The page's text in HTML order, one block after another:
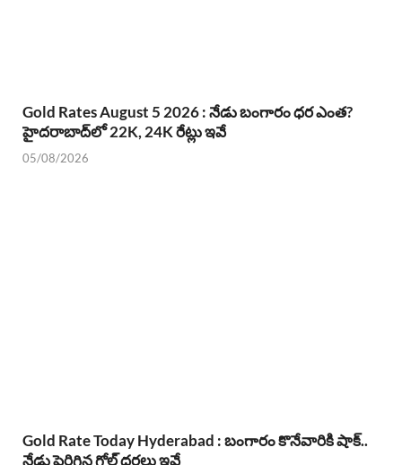
Gold Rates August 5 2026 : నేడు బంగారం ధర ఎంత?
హైదరాబాద్‌లో 22K, 24K రేట్లు ఇవే
05/08/2026
Gold Rate Today Hyderabad : బంగారం కొనేవారికి షాక్..
నేడు పెరిగిన గోల్డ్ ధరలు ఇవే